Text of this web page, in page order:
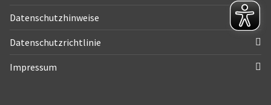
Datenschutzhinweise
Datenschutzrichtlinie
Impressum